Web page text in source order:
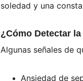
soledad y una
¿Cómo Detectar
Algunas señales de
Ansiedad de